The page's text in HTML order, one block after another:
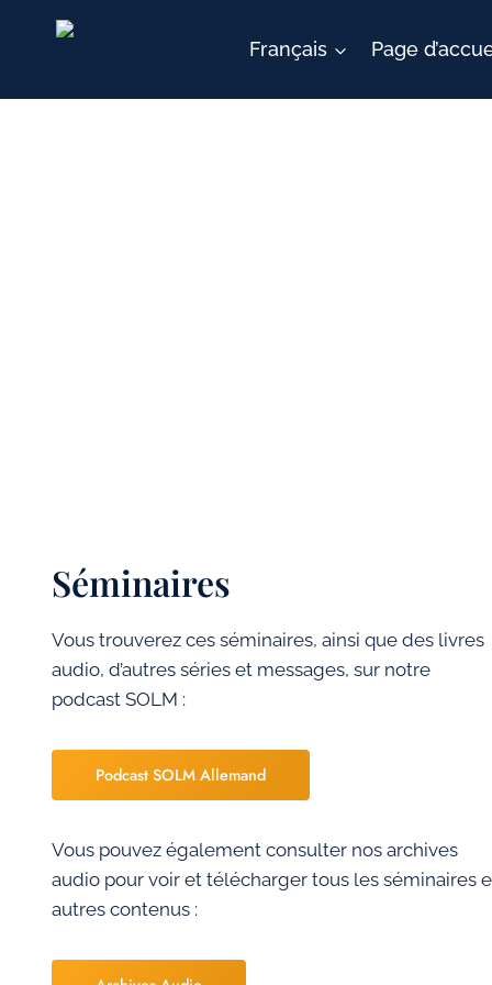
Français Page
Séminaires
Vous trouverez ces séminaires, ainsi que des livres
audio, d’autres séries et messages, sur notre
podcast SOLM :
Podcast SOLM Allemand
Vous pouvez également consulter nos archives
audio pour voir et télécharger tous les séminaires
autres contenus :